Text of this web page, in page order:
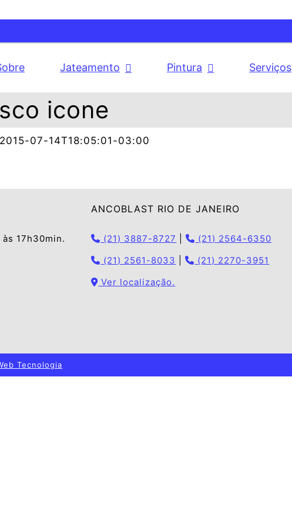
Jateamento Pintura Serviços
icone
2015-07-14T18:05:01-03:00
17h30min.
ANCOBLAST RIO DE JANEIRO
(21) 3887-8727 |
(21) 2564-6350
(21) 2561-8033
|
(21) 2270-3951
Ver localização.
Tecnologia